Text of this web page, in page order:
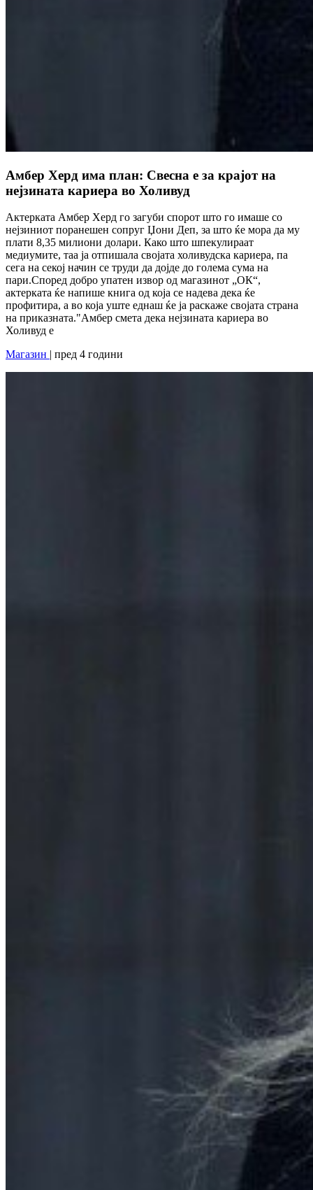
Амбер Херд има план: Свесна е за крајот на
нејзината кариера во Холивуд
Актерката Амбер Херд го загуби спорот што го имаше со
нејзиниот поранешен сопруг Џони Деп, за што ќе мора да му
плати 8,35 милиони долари. Како што шпекулираат
медиумите, таа ја отпишала својата холивудска кариера, па
сега на секој начин се труди да дојде до голема сума на
пари.Според добро упатен извор од магазинот „ОК“,
актерката ќе напише книга од која се надева дека ќе
профитира, а во која уште еднаш ќе ја раскаже својата страна
на приказната."Амбер смета дека нејзината кариера во
Холивуд е
Магазин | пред 4 години